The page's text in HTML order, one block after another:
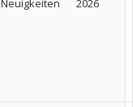
Neuigkeiten
2026